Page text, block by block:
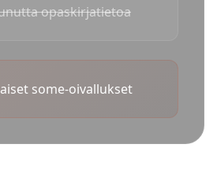
opaskirjatietoa
some-oivallukset